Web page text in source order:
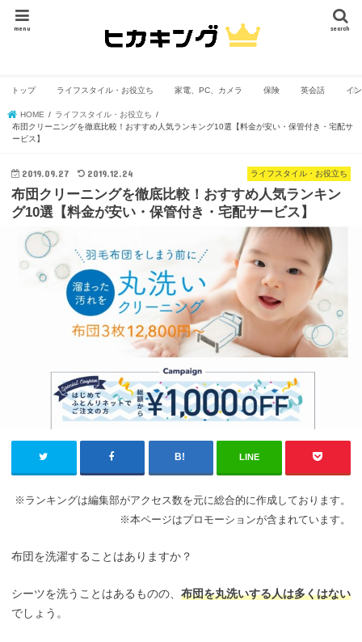
search
menu
トップ ライフスタイル・お役立ち 家電、PC、カメラ 保険 英会話 イ
HOME
ライフスタイル・お役立ち
布団クリーニングを徹底比較！おすすめ人気ランキング10選【料金が安い・保管付き・宅配サ
ービス】
ライフスタイル・お役立ち
2019.09.27 2019.12.24
布団クリーニングを徹底比較！おすすめ人気ランキン
グ10選【料金が安い・保管付き・宅配サービス】
LINE
※ランキングは編集部がアクセス数を元に総合的に作成しております。
※本ページはプロモーションが含まれています。
布団を洗濯することはありますか？
シーツを洗うことはあるものの、 布団を丸洗いする人は多くはない
でしょう。